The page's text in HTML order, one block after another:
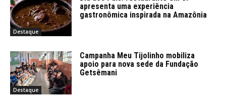
Destaque
apresenta uma experiência
gastronômica inspirada na Amazônia
Destaque
Campanha Meu Tijolinho mobiliza
apoio para nova sede da Fundação
Getsêmani